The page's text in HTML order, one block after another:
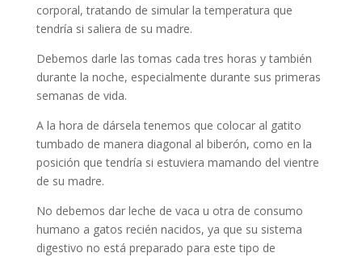
corporal, tratando de simular la temperatura que
tendría si saliera de su madre.
Debemos darle las tomas cada tres horas y también
durante la noche, especialmente durante sus primeras
semanas de vida.
A la hora de dársela tenemos que colocar al gatito
tumbado de manera diagonal al biberón, como en la
posición que tendría si estuviera mamando del vientre
de su madre.
No debemos dar leche de vaca u otra de consumo
humano a gatos recién nacidos, ya que su sistema
digestivo no está preparado para este tipo de